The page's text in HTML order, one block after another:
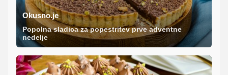
Okusno.je
Popolna sladica za popestritev prve adventne
nedelje